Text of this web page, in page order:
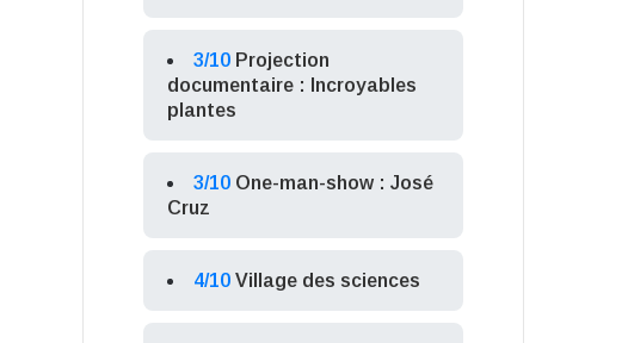
3/10 Projection
documentaire : Incroyables
plantes
3/10 One-man-show : José
Cruz
4/10 Village des sciences